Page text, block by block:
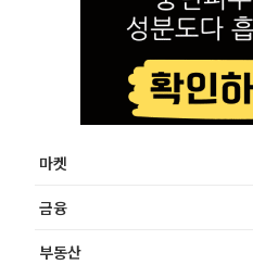
마켓
금융
부동산